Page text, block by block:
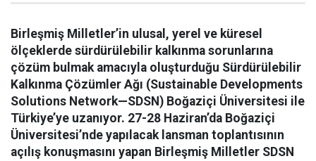
Birleşmiş Milletler’in ulusal, yerel ve küresel
ölçeklerde sürdürülebilir kalkınma sorunlarına
çözüm bulmak amacıyla oluşturduğu Sürdürülebilir
Kalkınma Çözümler Ağı (Sustainable Developments
Solutions Network—SDSN) Boğaziçi Üniversitesi ile
Türkiye’ye uzanıyor. 27-28 Haziran’da Boğaziçi
Üniversitesi’nde yapılacak lansman toplantısının
açılış konuşmasını yapan Birleşmiş Milletler SDSN